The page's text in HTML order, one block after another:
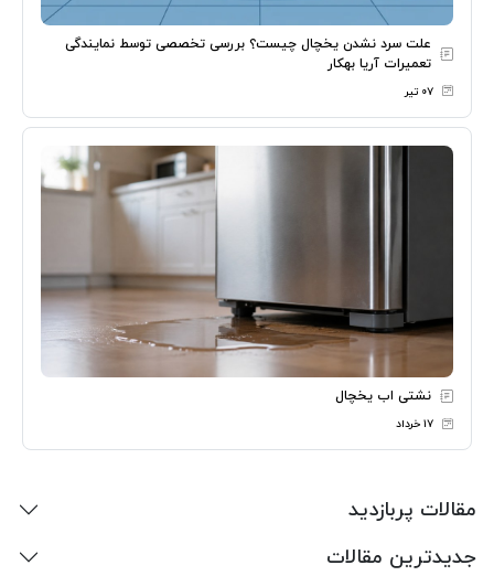
علت سرد نشدن یخچال چیست؟ بررسی تخصصی توسط نمایندگی
تعمیرات آریا بهکار
۰۷ تیر
نشتی اب یخچال
۱۷ خرداد
مقالات پربازدید
جدیدترین مقالات